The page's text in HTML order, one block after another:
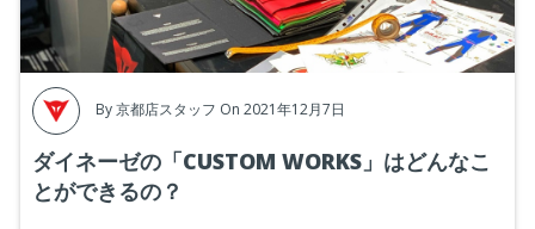
By京都店スタッフ On 2021年12月7日
ダイネーゼの「CUSTOM WORKS」はどんなこ
とができるの？